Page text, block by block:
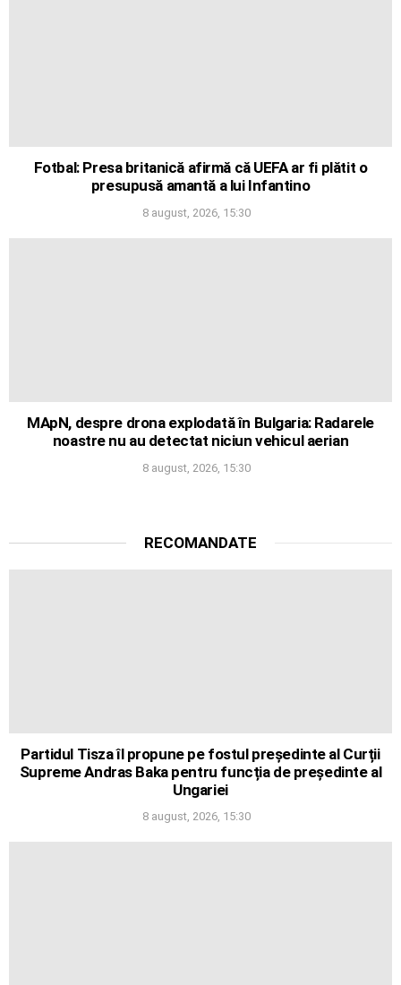
Fotbal: Presa britanică afirmă că UEFA ar fi plătit o
presupusă amantă a lui Infantino
8 august, 2026, 15:30
MApN, despre drona explodată în Bulgaria: Radarele
noastre nu au detectat niciun vehicul aerian
8 august, 2026, 15:30
RECOMANDATE
Partidul Tisza îl propune pe fostul președinte al Curții
Supreme Andras Baka pentru funcția de președinte al
Ungariei
8 august, 2026, 15:30